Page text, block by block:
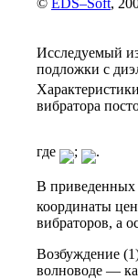
Исследуемый
подложки с
вибратора
где
; .
В приведенных
координаты
вибраторов, а
Возбуждение
волноводе —